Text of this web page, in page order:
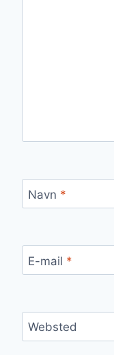
Navn *
E-mail *
Websted